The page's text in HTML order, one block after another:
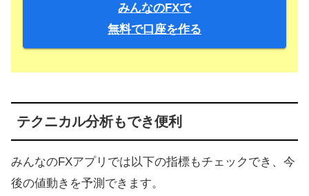
みんなのFXで
無料で口座を作る
テクニカル分析もでき便利
みんなのFXアプリでは以下の指標もチェックでき、今
後の値動きを予測できます。